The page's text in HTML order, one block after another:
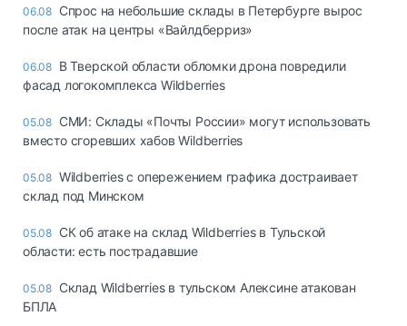
06.08 Спрос на небольшие склады в Петербурге вырос
после атак на центры «Вайлдберриз»
06.08 В Тверской области обломки дрона повредили
фасад логокомплекса Wildberries
05.08 СМИ: Склады «Почты России» могут использовать
вместо сгоревших хабов Wildberries
05.08 Wildberries с опережением графика достраивает
склад под Минском
05.08 СК об атаке на склад Wildberries в Тульской
области: есть пострадавшие
05.08 Склад Wildberries в тульском Алексине атакован
БПЛА